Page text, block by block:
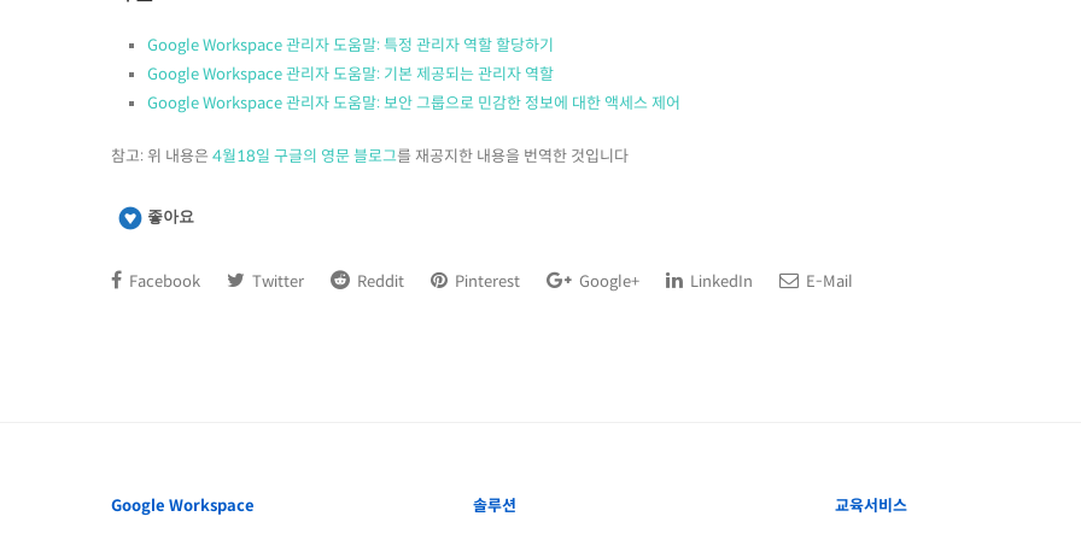
Google Workspace 관리자 도움말: 특정 관리자 역할 할당하기
Google Workspace 관리자 도움말: 기본 제공되는 관리자 역할
Google Workspace 관리자 도움말: 보안 그룹으로 민감한 정보에 대한 액세스 제어
참고: 위 내용은 4월18일 구글의 영문 블로그를 재공지한 내용을 번역한 것입니다
좋아요
Facebook Twitter Reddit Pinterest Google+ LinkedIn E-Mail
Google Workspace 솔루션 교육서비스